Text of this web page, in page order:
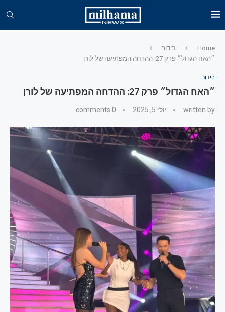
Home
בידור
״האח הגדול״ פרק 27: ההדחה המפתיעה של לורן
בידור
״האח הגדול״ פרק 27: ההדחה המפתיעה של לורן
written by יולי 5, 2025 0 comments